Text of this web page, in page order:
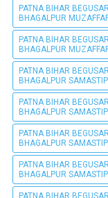
PATNA BIHAR
BHAGALPUR
PATNA BIHAR
BHAGALPUR
PATNA BIHAR
BHAGALPUR
PATNA BIHAR
BHAGALPUR
PATNA BIHAR
BHAGALPUR
PATNA BIHAR
BHAGALPUR
PATNA BIHAR